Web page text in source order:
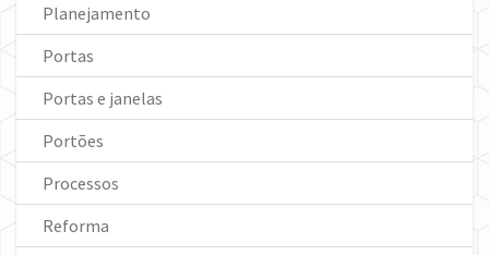
Planejamento
Portas
Portas e janelas
Portões
Processos
Reforma